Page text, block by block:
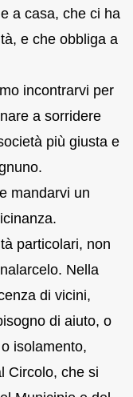
a casa, che ci ha
e che obbliga a
incontrarvi per
a sorridere
più giusta e
mandarvi un
particolari, non
Nella
di vicini,
di aiuto, o
isolamento,
Circolo, che si